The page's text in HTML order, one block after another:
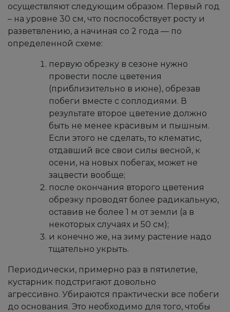
осуществляют следующим образом. Первый год
– на уровне 30 см, что поспособствует росту и
разветвлению, а начиная со 2 года — по
определенной схеме:
первую обрезку в сезоне нужно
провести после цветения
(приблизительно в июне), обрезав
побеги вместе с соплодиями. В
результате второе цветение должно
быть не менее красивым и пышным.
Если этого не сделать, то клематис,
отдавший все свои силы весной, к
осени, на новых побегах, может не
зацвести вообще;
после окончания второго цветения
обрезку проводят более радикальную,
оставив не более 1 м от земли (а в
некоторых случаях и 50 см);
и конечно же, на зиму растение надо
тщательно укрыть.
Периодически, примерно раз в пятилетие,
кустарник подстригают довольно
агрессивно. Убираются практически все побеги
до основания. Это необходимо для того, чтобы